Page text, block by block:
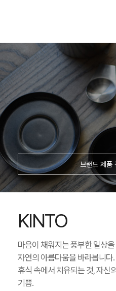
브랜드 제품
KINTO
마음이 채워지는 풍부한 일상
자연의 아름다움을 바라봅니다
휴식 속에서 치유되는 것, 자신
기쁨.